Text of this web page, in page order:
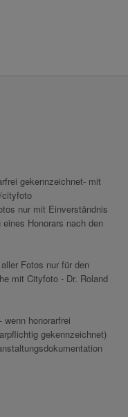
gekennzeichnet- mit
cityfoto
nur mit Einverständnis
Honorars nach den
Fotos nur für den
mit Cityfoto - Dr. Roland
honorarfrei
gekennzeichnet)